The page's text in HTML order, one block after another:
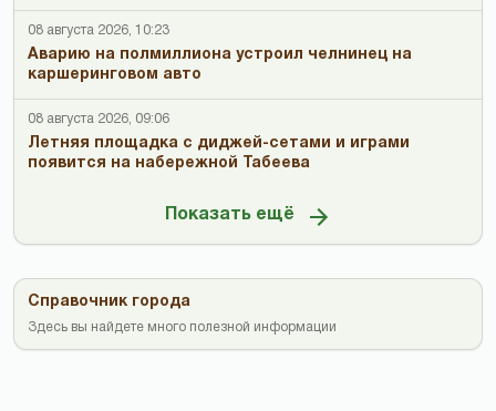
08 августа 2026, 10:23
Аварию на полмиллиона устроил челнинец на
каршеринговом авто
08 августа 2026, 09:06
Летняя площадка с диджей-сетами и играми
появится на набережной Табеева
Показать ещё
Справочник города
Здесь вы найдете много полезной информации